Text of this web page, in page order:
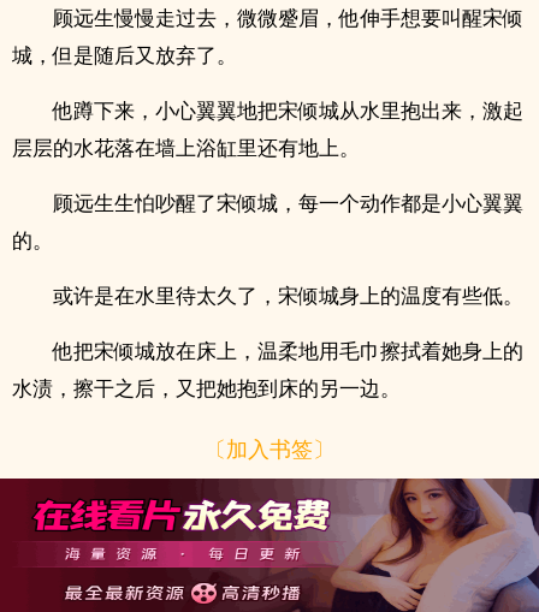
顾远生慢慢走过去，微微蹙眉，他伸手想要叫醒宋倾
城，但是随后又放弃了。
他蹲下来，小心翼翼地把宋倾城从水里抱出来，激起
层层的水花落在墙上浴缸里还有地上。
顾远生生怕吵醒了宋倾城，每一个动作都是小心翼翼
的。
或许是在水里待太久了，宋倾城身上的温度有些低。
他把宋倾城放在床上，温柔地用毛巾擦拭着她身上的
水渍，擦干之后，又把她抱到床的另一边。
〔加入书签〕